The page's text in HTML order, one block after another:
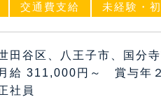
交通費支給 未経験・
田谷区、八王子市、国分
月給 311,000円～ 賞与年
社員